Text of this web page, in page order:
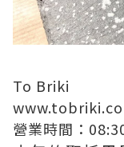
To Briki
營業時間：